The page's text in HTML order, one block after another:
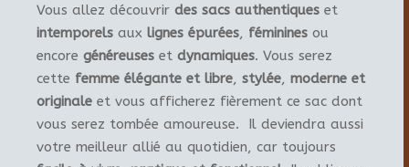
Vous allez découvrir des sacs authentiques et
intemporels aux lignes épurées, féminines ou
encore généreuses et dynamiques. Vous serez
cette femme élégante et libre, stylée, moderne et
originale et vous afficherez fièrement ce sac dont
vous serez tombée amoureuse. Il deviendra aussi
votre meilleur allié au quotidien, car toujours